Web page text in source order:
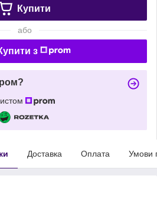
Купити
або
з
Доставка Оплата Умови